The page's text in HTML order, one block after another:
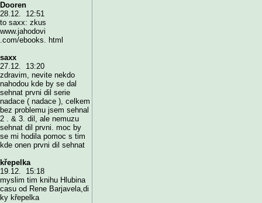
Dooren
28.12. 12:51
to saxx: zkus
www.jahodovi
.com/ebooks. html
saxx
27.12. 13:20
zdravim, nevite nekdo
nahodou kde by se dal
sehnat prvni dil serie
nadace ( nadace ), celkem
bez problemu jsem sehnal
2 . & 3. dil, ale nemuzu
sehnat dil prvni. moc by
se mi hodila pomoc s tim
kde onen prvni dil sehnat
křepelka
19.12. 15:18
myslim tim knihu Hlubina
casu od Rene Barjavela,di
ky křepelka